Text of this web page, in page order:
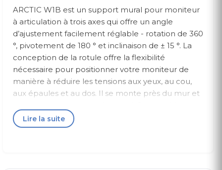
ARCTIC W1B est un support mural pour moniteur
à articulation à trois axes qui offre un angle
d’ajustement facilement réglable - rotation de 360
°, pivotement de 180 ° et inclinaison de ± 15 °. La
conception de la rotule offre la flexibilité
nécessaire pour positionner votre moniteur de
manière à réduire les tensions aux yeux, au cou,
aux épaules et au dos. Il se monte près du mur et
les moniteurs jusqu'à 43 "(49" Ultrawide), le
système de montage direct en deux pièces
Lire la suite